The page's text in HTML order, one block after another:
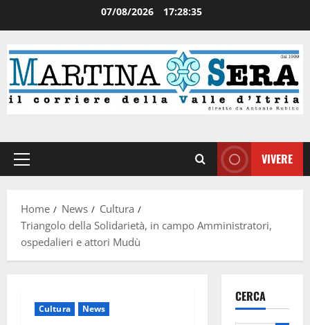
07/08/2026 17:28:36
VIVERE
Home News
Cultura
Triangolo della Solidarietà, in campo Amministratori,
ospedalieri e attori Mudù
Cultura News
CERCA